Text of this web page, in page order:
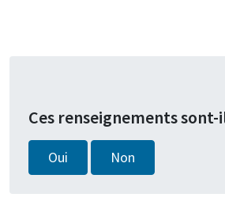
Ces renseignements sont-
Oui Non